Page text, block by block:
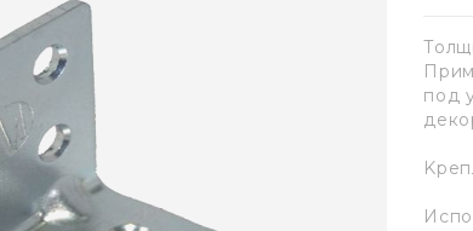
под